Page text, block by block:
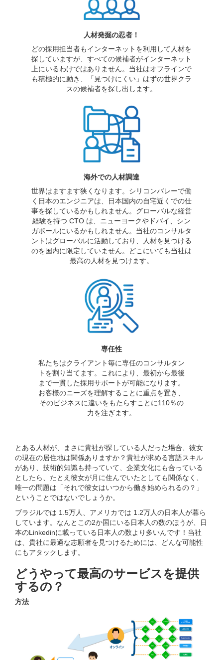
人材発掘の忍者！
どの採用担当者もインターネットを利用して人材を
探していますが、すべての候補者がインターネット
上にいるわけではありません。当社はオフラインで
も積極的に動き、「見つけにくい」はずの世界クラ
スの候補者を探し出します。
海外での人材調達
世界はますます狭くなります。シリコンバレーで働
く日本のエンジニアは、日本国内の自宅近くでの仕
事を探しているかもしれません。グローバルな経営
経験を持つ CTO は、ニューヨークやドバイ、シン
ガポールにいるかもしれません。当社のコンサルタ
ントはグローバルに活動しており、人材を見つける
のを国内に限定していません。どこにいても当社は
最高の人材を見つけます。
専任性
私たちはクライアント毎に専任のコンサルタン
トを割り当てます。これにより、最初から最後
まで一貫した採用サポートが可能になります。
お客様のニーズを理解することに重点を置き、
そのビジネスに違いをもたらすことに110％の
力を注ぎます。
とある人材が、まさに貴社が探している人だった場合、彼女
の現在の居住地は関係ありますか？貴社が求める言語スキル
があり、技術的知識も持っていて、企業文化にも合っている
としたら、たとえ彼女が月に住んでいたとしても関係なく、
唯一の問題は「それで彼女はいつから働き始められるの？」
ということではないでしょうか。
ブラジルでは 1.5万人、アメリカでは 1.2万人の日本人が暮ら
しています。なんとこの2か国にいる日本人の数のほうが、日
本のLinkedinに載っている日本人の数より多いんです！当社
は、貴社に最適な志願者を見つけるためには、どんな可能性
にもアタックします。
どうやって最高のサービスを提供
するの？
方法